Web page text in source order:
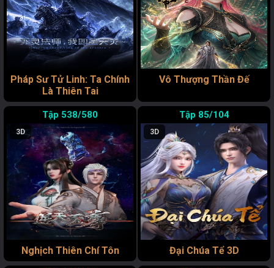
Pháp Sư Tử Linh: Ta Chính
Là Thiên Tai
Vô Thượng Thần Đế
538/580
3D
Nghịch Thiên Chí Tôn
85/104
3D
Đại Chúa Tể 3D